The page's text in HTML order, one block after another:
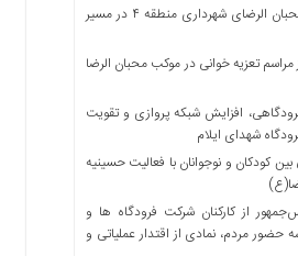
خدمات رسانی موکب محبان الرضای شهرداری منطقه ۴ در مسیر
مراسم تعزیه خوانی در موکب محبان الرضا
افزایش شبکه پروازی و تقویت
شهدای ایلام
کودکان و نوجوانان با فعالیت حسینیه
از کارکنان شرکت فرودگاه ها و
حضور مردم، نمادی از اقتدار عملیاتی و